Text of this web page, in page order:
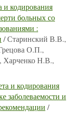
кодирования
больных со
:
/ Старинский В.В.,
О.П.,
Харченко Н.В.,
и кодирования
заболеваемости и
/